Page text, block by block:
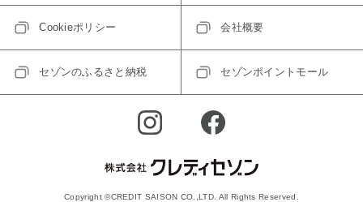
Cookieポリシー 会社概要
セゾンのふるさと納税 セゾンポイントモール
Copyright ©CREDIT SAISON CO.,LTD. All Rights Reserved.